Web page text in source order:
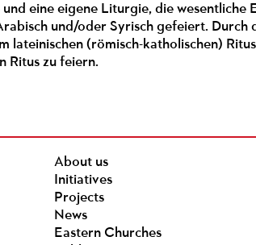
eine eigene Liturgie, die wesentliche
und/oder Syrisch gefeiert.
lateinischen (römisch-katholischen)
Ritus zu feiern.
About us
Initiatives
Projects
News
Eastern Churches